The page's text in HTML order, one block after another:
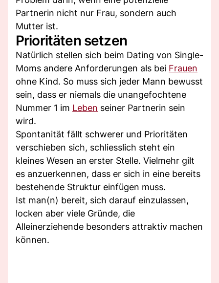
Partnerin nicht nur Frau, sondern auch
Mutter ist.
Prioritäten setzen
Natürlich stellen sich beim Dating von Single-
Moms andere Anforderungen als bei Frauen
ohne Kind. So muss sich jeder Mann bewusst
sein, dass er niemals die unangefochtene
Nummer 1 im Leben seiner Partnerin sein
wird.
Spontanität fällt schwerer und Prioritäten
verschieben sich, schliesslich steht ein
kleines Wesen an erster Stelle. Vielmehr gilt
es anzuerkennen, dass er sich in eine bereits
bestehende Struktur einfügen muss.
Ist man(n) bereit, sich darauf einzulassen,
locken aber viele Gründe, die
Alleinerziehende besonders attraktiv machen
können.